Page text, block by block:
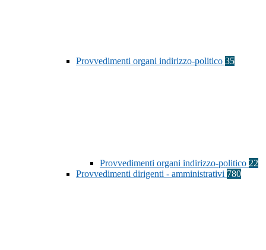
Provvedimenti organi indirizzo-politico 35
Provvedimenti organi indirizzo-politico 22
Provvedimenti dirigenti - amministrativi 780